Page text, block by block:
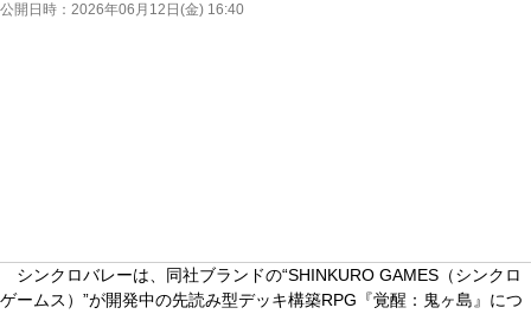
公開日時： 2026年06月12日(金) 16:40
シンクロバレーは、同社ブランドの“SHINKURO GAMES（シンクロ
ゲームス）”が開発中の先読み型デッキ構築RPG『覚醒：鬼ヶ島』につ